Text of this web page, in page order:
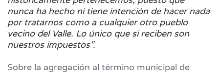
nunca ha hecho ni tiene intención de hacer nada
por tratarnos como a cualquier otro pueblo
vecino del Valle. Lo único que si reciben son
nuestros impuestos”.
Sobre la agregación al término municipal de